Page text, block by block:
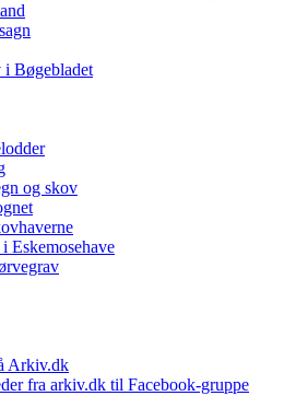
Bøgebladet
og skov
Eskemosehave
Arkiv.dk
fra arkiv.dk til Facebook-gruppe